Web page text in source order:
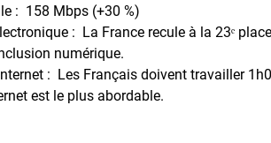
: 158 Mbps (+30 %)
: La France recule à la 23ᵉ
numérique.
: Les Français doivent travailler
est le plus abordable.